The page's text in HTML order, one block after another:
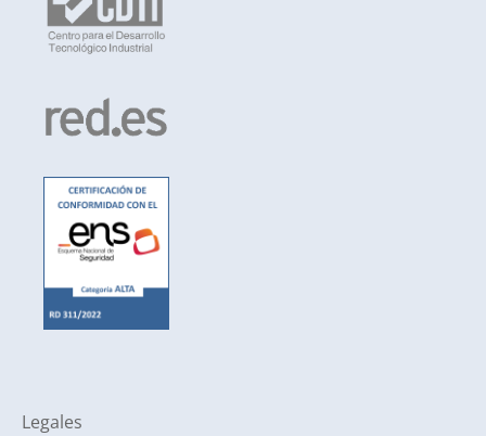
Legales